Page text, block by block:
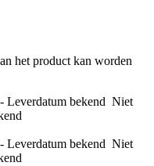
het product kan worden
Leverdatum bekend Niet
Leverdatum bekend Niet